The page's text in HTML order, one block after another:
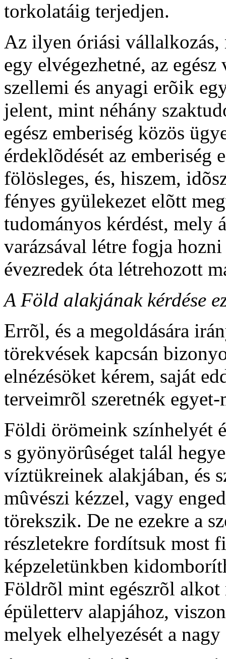
torkolatáig terjedjen.
Az ilyen óriási vállalkozás,
egy elvégezhetné, az
szellemi és anyagi erõik
jelent, mint néhány
egész emberiség közös
érdeklõdését az emberiség
fölösleges, és, hiszem,
fényes gyülekezet elõtt
tudományos kérdést, mely
varázsával létre fogja
évezredek óta létrehozott
A Föld alakjának kérdése
Errõl, és a megoldására
törekvések kapcsán
elnézésöket kérem, saját
terveimrõl szeretnék
Földi örömeink színhelyét
s gyönyörûséget talál
víztükreinek alakjában, és
mûvészi kézzel, vagy
törekszik. De ne ezekre a
részletekre fordítsuk most
képzeletünkben
Földrõl mint egészrõl alkot
épületterv alapjához,
melyek elhelyezését a